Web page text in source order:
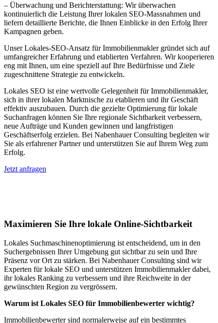
– Überwachung und Berichterstattung: Wir überwachen
kontinuierlich die Leistung Ihrer lokalen SEO-Massnahmen und
liefern detaillierte Berichte, die Ihnen Einblicke in den Erfolg Ihrer
Kampagnen geben.
Unser Lokales-SEO-Ansatz für Immobilienmakler gründet sich auf
umfangreicher Erfahrung und etablierten Verfahren. Wir kooperieren
eng mit Ihnen, um eine speziell auf Ihre Bedürfnisse und Ziele
zugeschnittene Strategie zu entwickeln.
Lokales SEO ist eine wertvolle Gelegenheit für Immobilienmakler,
sich in ihrer lokalen Marktnische zu etablieren und ihr Geschäft
effektiv auszubauen. Durch die gezielte Optimierung für lokale
Suchanfragen können Sie Ihre regionale Sichtbarkeit verbessern,
neue Aufträge und Kunden gewinnen und langfristigen
Geschäftserfolg erzielen. Bei Nabenhauer Consulting begleiten wir
Sie als erfahrener Partner und unterstützen Sie auf Ihrem Weg zum
Erfolg.
Jetzt anfragen
Maximieren Sie Ihre lokale Online-Sichtbarkeit
Lokales Suchmaschinenoptimierung ist entscheidend, um in den
Suchergebnissen Ihrer Umgebung gut sichtbar zu sein und Ihre
Präsenz vor Ort zu stärken. Bei Nabenhauer Consulting sind wir
Experten für lokale SEO und unterstützen Immobilienmakler dabei,
ihr lokales Ranking zu verbessern und ihre Reichweite in der
gewünschten Region zu vergrössern.
Warum ist Lokales SEO für Immobilienbewerter wichtig?
Immobilienbewerter sind normalerweise auf ein bestimmtes